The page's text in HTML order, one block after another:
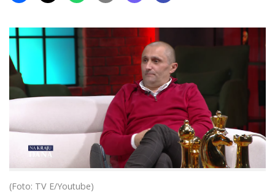
(Foto: TV E/Youtube)